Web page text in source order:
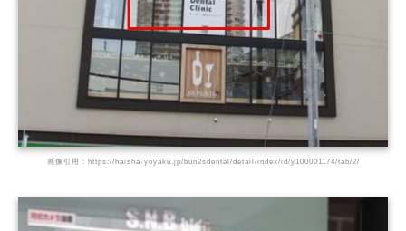
画像引用：https://haisha-yoyaku.jp/bun2sdental/detail/index/id/y100001174/tab/2/